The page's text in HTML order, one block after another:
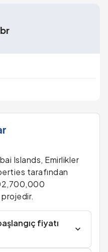
Islands, Emirlikler
tarafından
fiyatı